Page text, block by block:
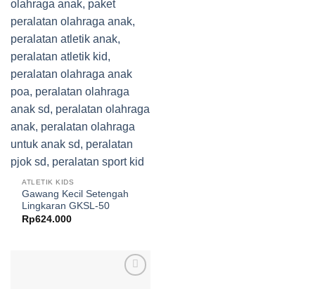
ATLETIK KIDS
Gawang Kecil Setengah
Lingkaran GKSL-50
Rp624.000